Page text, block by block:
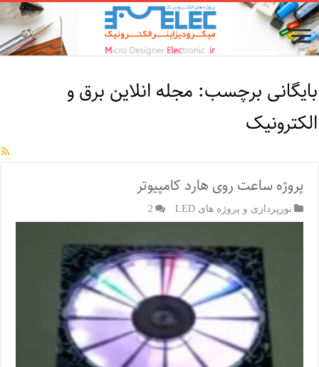
بایگانی برچسب: مجله انلاین برق و
الکترونیک
پروژه ساعت روی هارد کامپیوتر
نورپردازی و پروژه های LED 2